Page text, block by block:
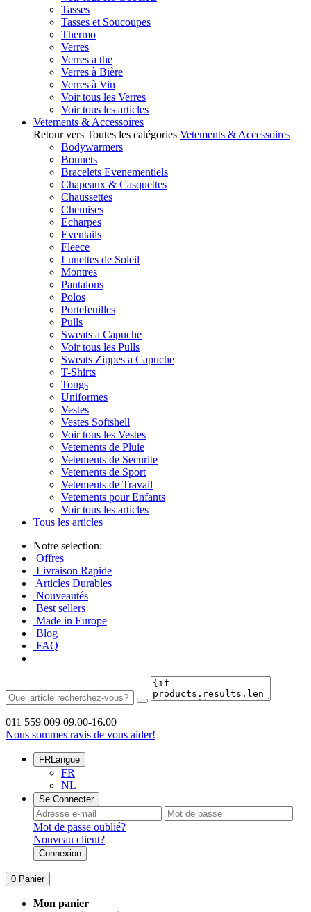
Tasses
Tasses et Soucoupes
Thermo
Verres
Verres a the
Verres à Bière
Verres à Vin
Voir tous les Verres
Voir tous les articles
Vetements & Accessoires
Retour vers Toutes les catégories Vetements & Accessoires
Bodywarmers
Bonnets
Bracelets Evenementiels
Chapeaux & Casquettes
Chaussettes
Chemises
Echarpes
Eventails
Fleece
Lunettes de Soleil
Montres
Pantalons
Polos
Portefeuilles
Pulls
Sweats a Capuche
Voir tous les Pulls
Sweats Zippes a Capuche
T-Shirts
Tongs
Uniformes
Vestes
Vestes Softshell
Voir tous les Vestes
Vetements de Pluie
Vetements de Securite
Vetements de Sport
Vetements de Travail
Vetements pour Enfants
Voir tous les articles
Tous les articles
Notre selection:
Offres
Livraison Rapide
Articles Durables
Nouveautés
Best sellers
Made in Europe
Blog
FAQ
011 559 009 09.00-16.00
Nous sommes ravis de vous aider!
FRLangue
FR
NL
Se Connecter
Mot de passe oublié?
Nouveau client?
Connexion
0 Panier
Mon panier